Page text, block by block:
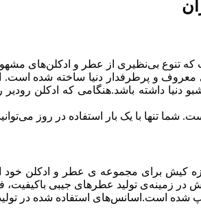
که تنوع بی‌نظیری از عطر و ادکلن‌های مشهور
و پرطرفدار دنیا ساخته شده است.
دنیا داشته باشد.هنگامی که ادکلن
شما تنها با یک بار استفاده در روز